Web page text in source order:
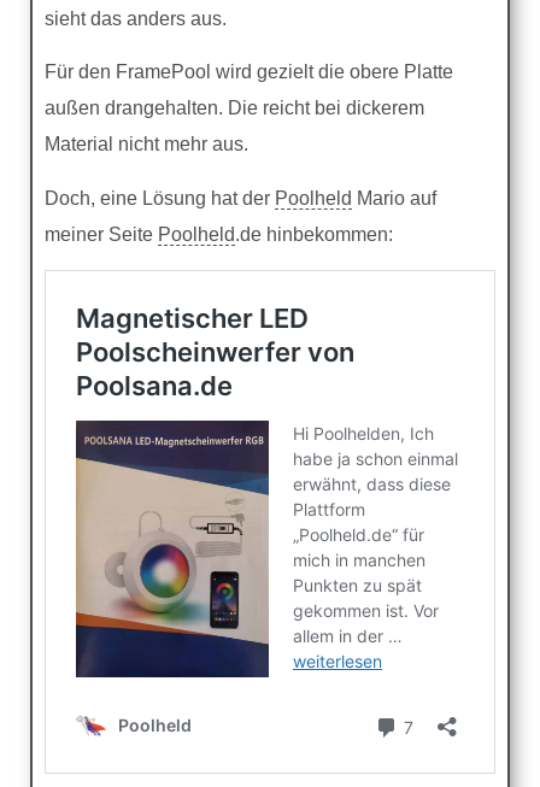
sieht das anders aus.
Für den FramePool wird gezielt die obere Platte
außen drangehalten. Die reicht bei dickerem
Material nicht mehr aus.
Doch, eine Lösung hat der Poolheld Mario auf
meiner Seite Poolheld.de hinbekommen: